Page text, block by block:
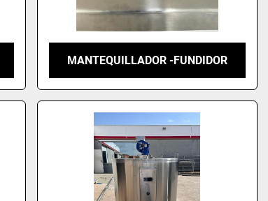
MANTEQUILLADOR -FUNDIDOR